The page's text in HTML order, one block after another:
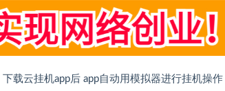
载云挂机app后 app自动用模拟器进行挂机操作